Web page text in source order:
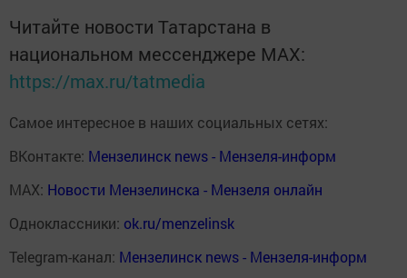
Читайте новости Татарстана в
национальном мессенджере MАХ:
https://max.ru/tatmedia
Самое интересное в наших социальных сетях:
ВКонтакте: Мензелинск news - Мензеля-информ
MAX: Новости Мензелинска - Мензеля онлайн
Одноклассники: ok.ru/menzelinsk
Telegram-канал: Мензелинск news - Мензеля-информ